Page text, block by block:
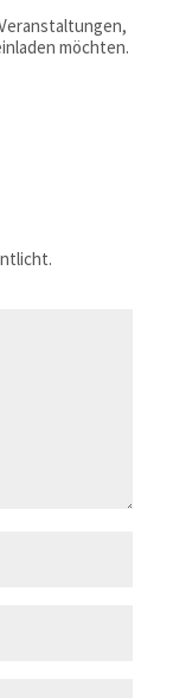
möchten.